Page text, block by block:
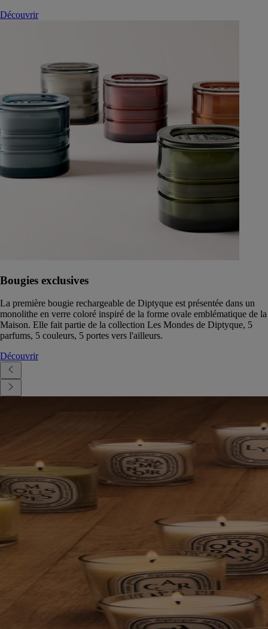
Découvrir
Bougies exclusives
La première bougie rechargeable de Diptyque est présentée dans un
monolithe en verre coloré inspiré de la forme ovale emblématique de la
Maison. Elle fait partie de la collection Les Mondes de Diptyque, 5
parfums, 5 couleurs, 5 portes vers l'ailleurs.
Découvrir